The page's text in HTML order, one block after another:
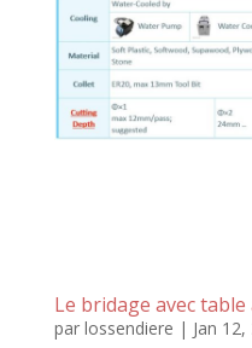
Le bridage avec
par lossendiere | Jan 12,